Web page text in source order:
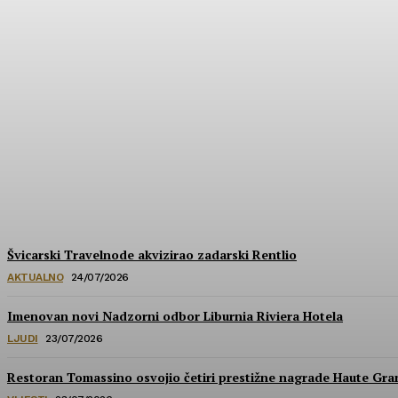
Švicarski Travelnode akvizirao zadarski Rentlio
AKTUALNO 24/07/2026
Imenovan novi Nadzorni odbor Liburnia Riviera Hotela
LJUDI 23/07/2026
Restoran Tomassino osvojio četiri prestižne nagrade Haute